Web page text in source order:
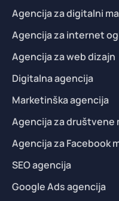
Agencija za digitalni
Agencija za internet
Agencija za web dizajn
Digitalna agencija
Marketinška agencija
Agencija za društvene
Agencija za Facebook
SEO agencija
Google Ads agencija